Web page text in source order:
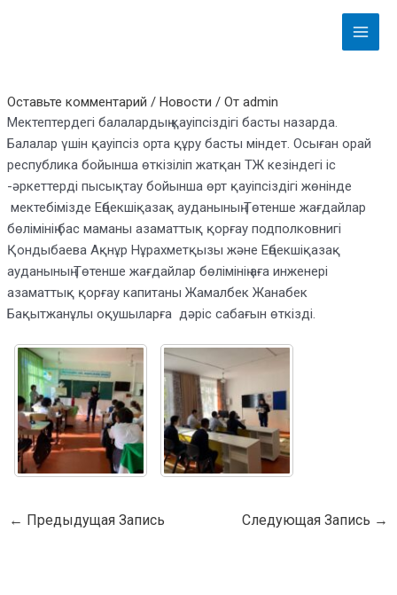
Main
Menu
Оставьте комментарий /Новости / Отadmin
Мектептердегі балалардың қауіпсіздігі басты назарда.
Балалар үшін қауіпсіз орта құру басты міндет. Осыған орай
республика бойынша өткізіліп жатқан ТЖ кезіндегі іс
-әркеттерді пысықтау бойынша өрт қауіпсіздігі жөнінде
мектебімізде Еңбекшіқазақ ауданының Төтенше жағдайлар
бөлімінің бас маманы азаматтық қорғау подполковнигі
Қондыбаева Ақнұр Нұрахметқызы және Еңбекшіқазақ
ауданының Төтенше жағдайлар бөлімінің аға инженері
азаматтық қорғау капитаны Жамалбек Жанабек
Бақытжанұлы оқушыларға дәріс сабағын өткізді.
← Предыдущая Запись Следующая Запись →